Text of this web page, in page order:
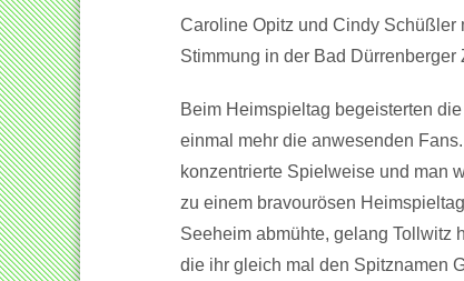
Caroline Opitz und Cindy Schüßler
Stimmung in der Bad Dürrenberger
Beim Heimspieltag begeisterten
einmal mehr die anwesenden
konzentrierte Spielweise und man
zu einem bravourösen
Seeheim abmühte, gelang Tollwitz
die ihr gleich mal den Spitznamen